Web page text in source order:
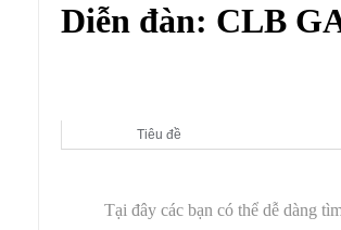
Diễn đàn: CLB
Tiêu đề
Tại đây các bạn có thể dễ dàng